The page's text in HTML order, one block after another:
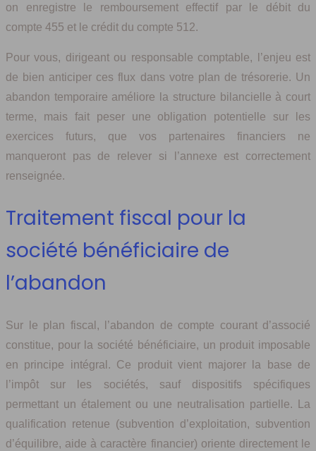
on enregistre le remboursement effectif par le débit du
compte 455 et le crédit du compte 512.
Pour vous, dirigeant ou responsable comptable, l’enjeu est
de bien anticiper ces flux dans votre plan de trésorerie. Un
abandon temporaire améliore la structure bilancielle à court
terme, mais fait peser une obligation potentielle sur les
exercices futurs, que vos partenaires financiers ne
manqueront pas de relever si l’annexe est correctement
renseignée.
Traitement fiscal pour la
société bénéficiaire de
l’abandon
Sur le plan fiscal, l’abandon de compte courant d’associé
constitue, pour la société bénéficiaire, un produit imposable
en principe intégral. Ce produit vient majorer la base de
l’impôt sur les sociétés, sauf dispositifs spécifiques
permettant un étalement ou une neutralisation partielle. La
qualification retenue (subvention d’exploitation, subvention
d’équilibre, aide à caractère financier) oriente directement le